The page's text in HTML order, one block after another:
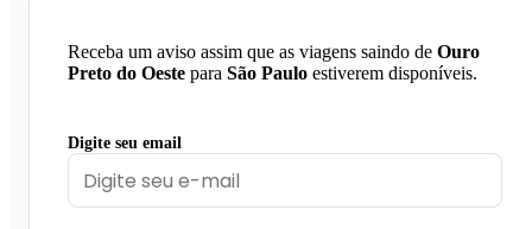
Receba um aviso assim que as viagens saindo de Ouro
Preto do Oeste para São Paulo estiverem disponíveis.
Digite seu email